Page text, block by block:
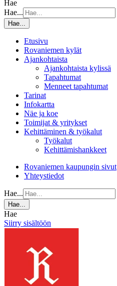
Hae
Hae...
Hae...
Etusivu
Rovaniemen kylät
Ajankohtaista
Ajankohtaista kylissä
Tapahtumat
Menneet tapahtumat
Tarinat
Infokartta
Näe ja koe
Toimijat & yritykset
Kehittäminen & työkalut
Työkalut
Kehittämishankkeet
Rovaniemen kaupungin sivut
Yhteystiedot
Hae...
Hae...
Hae
Siirry sisältöön